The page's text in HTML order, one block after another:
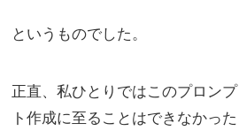
というものでした。
正直、私ひとりではこのプロンプ
ト作成に至ることはできなかった